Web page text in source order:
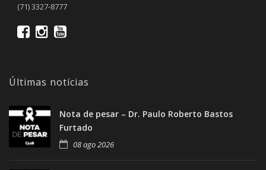
(71) 3327-8777
Últimas notícias
Nota de pesar – Dr. Paulo Roberto Bastos
Furtado
08 ago 2026